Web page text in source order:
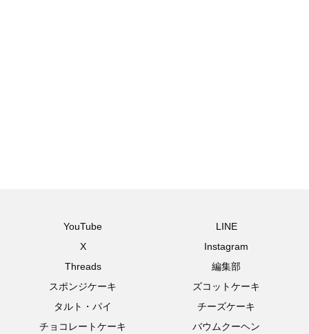
YouTube
LINE
X
Instagram
Threads
編集部
スポンジケーキ
ズコットケーキ
タルト・パイ
チーズケーキ
チョコレートケーキ
バウムクーヘン